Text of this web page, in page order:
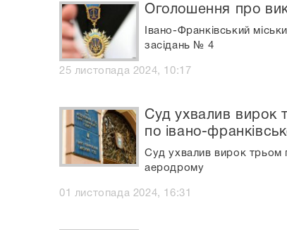
Оголошення про
Івано-Франківський
засідань № 4
25 листопада 2024, 10:17
Суд ухвалив вирок
по івано-
Суд ухвалив вирок трьом
аеродрому
01 листопада 2024, 16:31